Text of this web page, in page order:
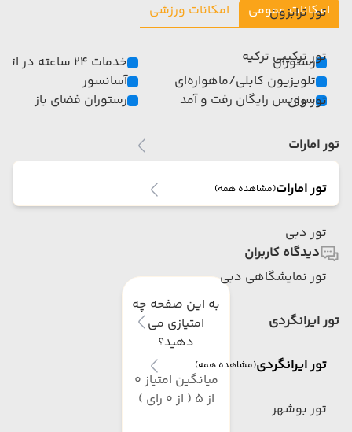
تور ترابزون
تور ترکیبی ترکیه
تور وان
تور امارات
تور امارات(مشاهده همه)
تور دبی
تور نمایشگاهی دبی
تور ایرانگردی
تور ایرانگردی(مشاهده همه)
تور بوشهر
امکانات عمومی امکانات ورزشی
رستوران
تلویزیون کابلی/ماهواره‌ای
سرویس رایگان رفت و آمد
خدمات 24 ساعته در اتاق
آسانسور
رستوران فضای باز
دیدگاه کاربران
به این صفحه چه
امتیازی می
دهید؟
میانگین امتیاز 0
از 5 ( از 0 رای )